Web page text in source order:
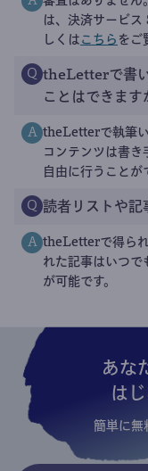
は、決済サービ
しくは こちら をご
Q theLetterで書
ことはできます
A theLetterで執筆い
コンテンツは書き
自由に行うことが
Q 読者リストや記
A theLetterで得られ
れた記事はいつで
が可能です。
あな
は
簡単に無